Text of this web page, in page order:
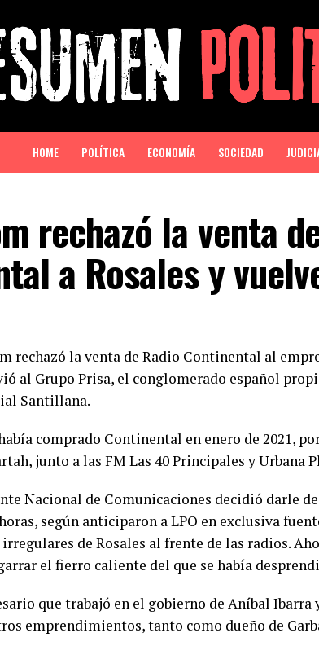
HOME POLÍTICA ECONOMÍA SOCIEDAD
rechazó la venta
a Rosales y
rechazó la venta de Radio Continental al
al Grupo Prisa, el conglomerado español
Santillana.
comprado Continental en enero de 2021,
junto a las FM Las 40 Principales y Urbana
Nacional de Comunicaciones decidió darle
según anticiparon a LPO en exclusiva
de Rosales al frente de las radios.
el fierro caliente del que se había
que trabajó en el gobierno de Aníbal Ibarra
emprendimientos, tanto como dueño de